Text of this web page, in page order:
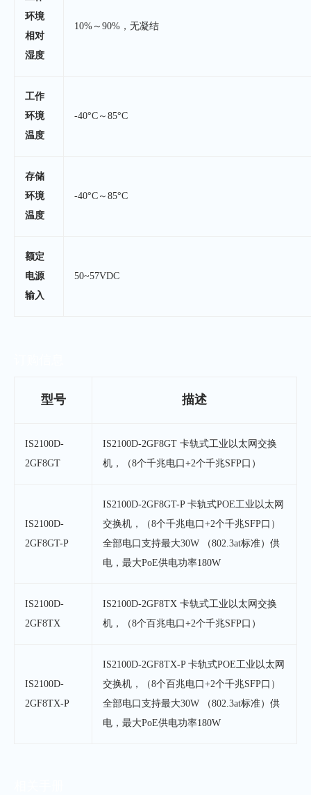
环境
相对
湿度
10%～90%，无凝结
工作
环境
温度
-40°C～85°C
存储
环境
温度
-40°C～85°C
额定
电源
输入
50~57VDC
型号 描述
IS2100D-
2GF8GT
IS2100D-2GF8GT 卡轨式工业以太网交换
机，（8个千兆电口+2个千兆SFP口）
IS2100D-
2GF8GT-P
IS2100D-2GF8GT-P 卡轨式POE工业以太网
交换机，（8个千兆电口+2个千兆SFP口）
全部电口支持最大30W （802.3at标准）供
电，最大PoE供电功率180W
IS2100D-
2GF8TX
IS2100D-2GF8TX 卡轨式工业以太网交换
机，（8个百兆电口+2个千兆SFP口）
IS2100D-
2GF8TX-P
IS2100D-2GF8TX-P 卡轨式POE工业以太网
交换机，（8个百兆电口+2个千兆SFP口）
全部电口支持最大30W （802.3at标准）供
电，最大PoE供电功率180W